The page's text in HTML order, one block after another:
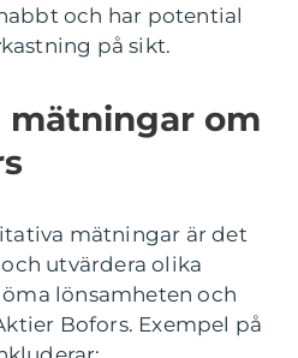
och har potential
på sikt.
mätningar om
mätningar är det
utvärdera olika
lönsamheten och
Bofors. Exempel på